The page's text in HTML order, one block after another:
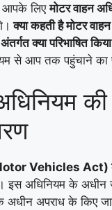
आपके लिएमोटर वाहन
क्या कहती है मोटर
क्या परिभाषित
से आप तक पहुंचाने का
की
Vehicles Act)
इस अधिनियम के अधीन
अधीन अपराध के किए